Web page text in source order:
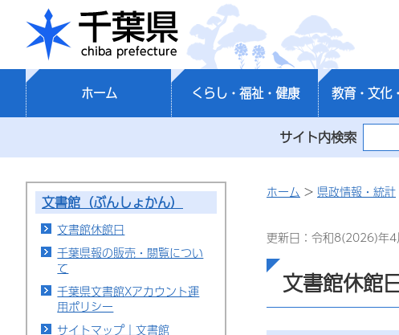
千葉県
ホーム くらし・福祉・健康 教育・文化
サイト内検索
文書館（ぶんしょかん）
文書館休館日
千葉県報の販売・閲覧につい
て
千葉県文書館Xアカウント運
用ポリシー
サイトマップ｜文書館
ホーム > 県政情報・統計
更新日：令和8(2026)年
文書館休館